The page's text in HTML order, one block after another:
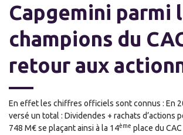
Capgemini parmi
champions du
retour aux
En effet les chiffres officiels sont connus : En
versé un total : Dividendes + rachats d’actions
748 M€ se plaçant ainsi à la 14ème place du